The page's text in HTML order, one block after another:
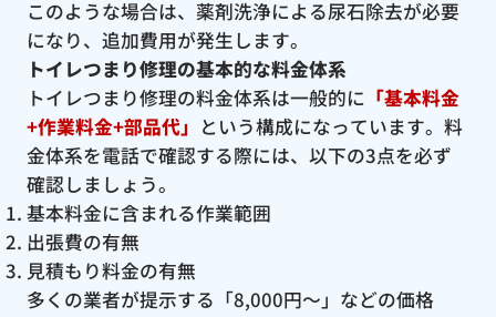
このような場合は、薬剤洗浄による尿石除去が必要
になり、追加費用が発生します。
トイレつまり修理の基本的な料金体系
トイレつまり修理の料金体系は一般的に 「基本料金
+作業料金+部品代」 という構成になっています。料
金体系を電話で確認する際には、以下の3点を必ず
確認しましょう。
基本料金に含まれる作業範囲
出張費の有無
見積もり料金の有無
多くの業者が提示する「8,000円〜」などの価格